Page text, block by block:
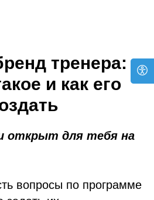
тренера:
и как его
открыт для тебя на
вопросы по программе